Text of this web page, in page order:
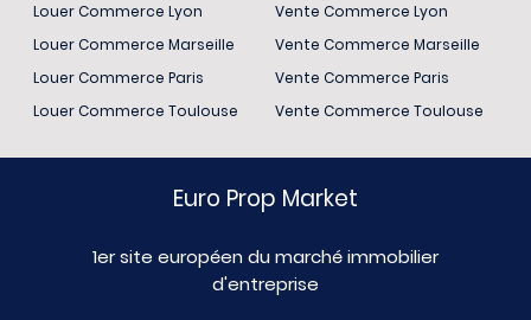
Louer Commerce Lyon
Louer Commerce Marseille
Louer Commerce Paris
Louer Commerce Toulouse
Vente Commerce Lyon
Vente Commerce Marseille
Vente Commerce Paris
Vente Commerce Toulouse
Euro Prop Market
1er site européen du marché immobilier
d'entreprise